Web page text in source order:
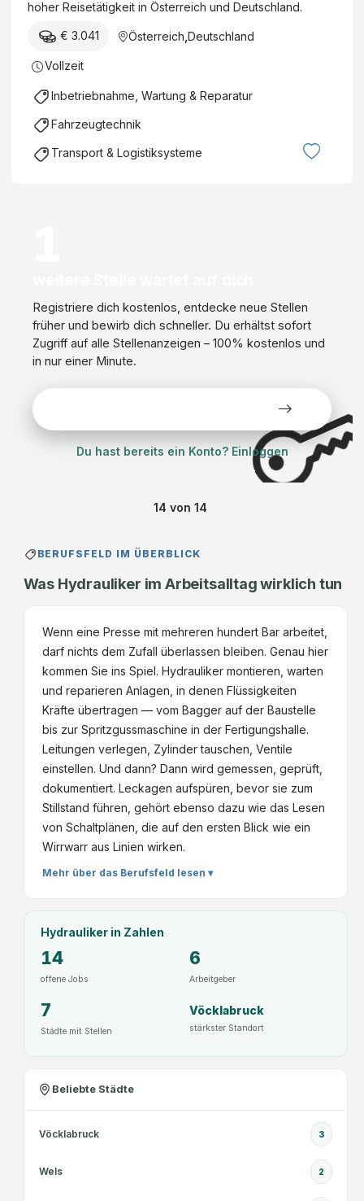
hoher Reisetätigkeit in Österreich und Deutschland.
€ 3.041 Österreich Deutschland
Vollzeit
Inbetriebnahme, Wartung & Reparatur
Fahrzeugtechnik
Transport & Logistiksysteme
Registriere dich kostenlos, entdecke neue Stellen
früher und bewirb dich schneller. Du erhältst sofort
Zugriff auf alle Stellenanzeigen – 100% kostenlos und
in nur einer Minute.
Du hast bereits ein Konto? Einloggen
14 von 14
BERUFSFELD IM ÜBERBLICK
Was Hydrauliker im Arbeitsalltag wirklich tun
Wenn eine Presse mit mehreren hundert Bar arbeitet,
darf nichts dem Zufall überlassen bleiben. Genau hier
kommen Sie ins Spiel. Hydrauliker montieren, warten
und reparieren Anlagen, in denen Flüssigkeiten
Kräfte übertragen — vom Bagger auf der Baustelle
bis zur Spritzgussmaschine in der Fertigungshalle.
Leitungen verlegen, Zylinder tauschen, Ventile
einstellen. Und dann? Dann wird gemessen, geprüft,
dokumentiert. Leckagen aufspüren, bevor sie zum
Stillstand führen, gehört ebenso dazu wie das Lesen
von Schaltplänen, die auf den ersten Blick wie ein
Wirrwarr aus Linien wirken.
Mehr über das Berufsfeld lesen ▾
Hydraulikerin Zahlen
14
offene Jobs
6
Arbeitgeber
7
Städte mit Stellen
Vöcklabruck
stärkster Standort
Beliebte Städte
Vöcklabruck 3
Wels 2